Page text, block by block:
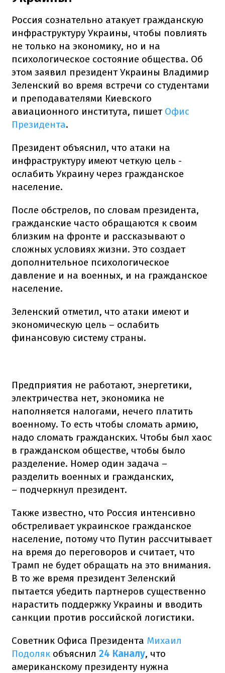
Россия сознательно атакует гражданскую
инфраструктуру Украины, чтобы повлиять
не только на экономику, но и на
психологическое состояние общества. Об
этом заявил президент Украины Владимир
Зеленский во время встречи со студентами
и преподавателями Киевского
авиационного института, пишет Офис
Президента.
Президент объяснил, что атаки на
инфраструктуру имеют четкую цель -
ослабить Украину через гражданское
население.
После обстрелов, по словам президента,
гражданские часто обращаются к своим
близким на фронте и рассказывают о
сложных условиях жизни. Это создает
дополнительное психологическое
давление и на военных, и на гражданское
население.
Зеленский отметил, что атаки имеют и
экономическую цель – ослабить
финансовую систему страны.
Предприятия не работают, энергетики,
электричества нет, экономика не
наполняется налогами, нечего платить
военному. То есть чтобы сломать армию,
надо сломать гражданских. Чтобы был хаос
в гражданском обществе, чтобы было
разделение. Номер один задача –
разделить военных и гражданских,
– подчеркнул президент.
Также известно, что Россия интенсивно
обстреливает украинское гражданское
население, потому что Путин рассчитывает
на время до переговоров и считает, что
Трамп не будет обращать на это внимания.
В то же время президент Зеленский
пытается убедить партнеров существенно
нарастить поддержку Украины и вводить
санкции против российской логистики.
Советник Офиса Президента Михаил
Подоляк объяснил 24 Каналу, что
американскому президенту нужна